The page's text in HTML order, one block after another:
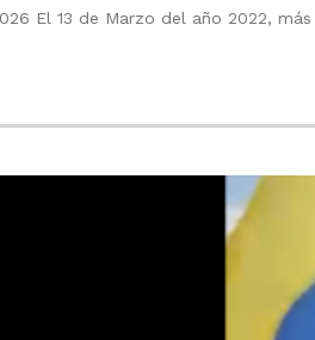
El 13 de Marzo del año 2022,